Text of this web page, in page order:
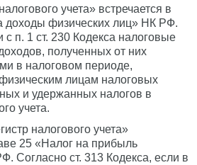
учета» встречается в
доходы физических лиц» НК РФ.
с п. 1 ст. 230 Кодекса налоговые
полученных от них
в налоговом периоде,
лицам налоговых
и удержанных налогов в
учета.
налогового учета»
25 «Налог на прибыль
Согласно ст. 313 Кодекса, если в